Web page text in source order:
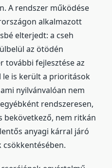
A rendszer működése
alkalmazott
elterjedt: a cseh
az ötödén
további fejlesztése az
le is került a prioritások
nyilvánvalóan nem
rendszeresen,
bekövetkező, nem ritkán
anyagi kárral járó
csökkentésében.